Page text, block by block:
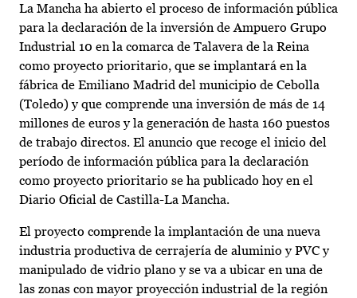
La Mancha ha abierto el proceso de información pública
para la declaración de la inversión de Ampuero Grupo
Industrial 10 en la comarca de Talavera de la Reina
como proyecto prioritario, que se implantará en la
fábrica de Emiliano Madrid del municipio de Cebolla
(Toledo) y que comprende una inversión de más de 14
millones de euros y la generación de hasta 160 puestos
de trabajo directos. El anuncio que recoge el inicio del
período de información pública para la declaración
como proyecto prioritario se ha publicado hoy en el
Diario Oficial de Castilla-La Mancha.
El proyecto comprende la implantación de una nueva
industria productiva de cerrajería de aluminio y PVC y
manipulado de vidrio plano y se va a ubicar en una de
las zonas con mayor proyección industrial de la región